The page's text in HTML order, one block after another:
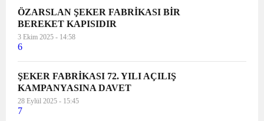
ÖZARSLAN ŞEKER FABRİKASI BİR
BEREKET KAPISIDIR
3 Ekim 2025 - 14:58
6
ŞEKER FABRİKASI 72. YILI AÇILIŞ
KAMPANYASINA DAVET
28 Eylül 2025 - 15:45
7